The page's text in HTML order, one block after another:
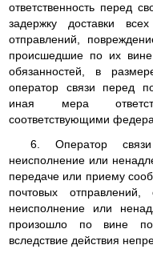
ответственность перед
задержку доставки
отправлений,
происшедшие по их
обязанностей, в
оператор связи перед
иная мера
соответствующими
6. Оператор
неисполнение или
передаче или приему
почтовых
неисполнение или
произошло по вине
вследствие действия